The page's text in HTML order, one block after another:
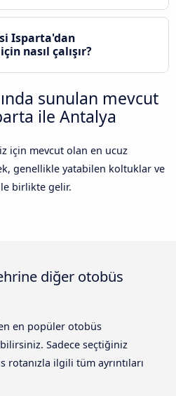
Isparta'dan
nasıl çalışır?
sunulan mevcut
ile Antalya
için mevcut olan en ucuz
genellikle yatabilen koltuklar ve
birlikte gelir.
diğer otobüs
en popüler otobüs
Sadece seçtiğiniz
rotanızla ilgili tüm ayrıntıları